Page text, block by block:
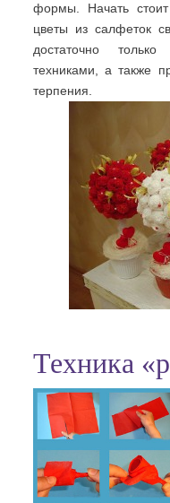
формы. Начать
цветы из салфеток
достаточно
техниками, а также
терпения.
Техника